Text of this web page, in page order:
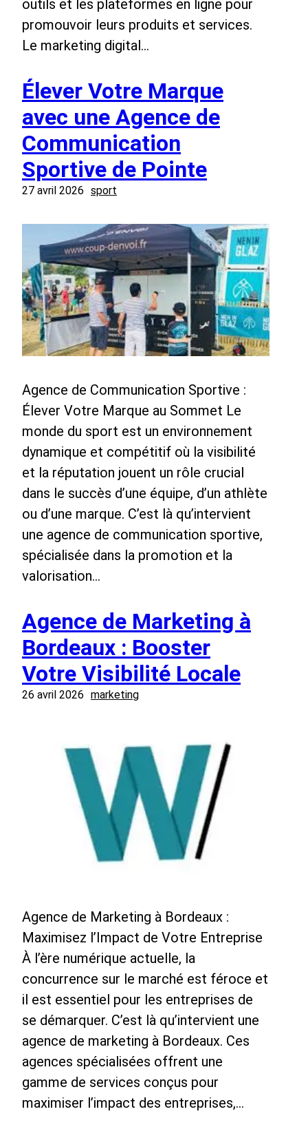
outils et les plateformes en ligne pour
promouvoir leurs produits et services.
Le marketing digital…
Élever Votre Marque
avec une Agence de
Communication
Sportive de Pointe
27 avril 2026 sport
Agence de Communication Sportive :
Élever Votre Marque au Sommet Le
monde du sport est un environnement
dynamique et compétitif où la visibilité
et la réputation jouent un rôle crucial
dans le succès d’une équipe, d’un athlète
ou d’une marque. C’est là qu’intervient
une agence de communication sportive,
spécialisée dans la promotion et la
valorisation…
Agence de Marketing à
Bordeaux : Booster
Votre Visibilité Locale
26 avril 2026 marketing
Agence de Marketing à Bordeaux :
Maximisez l’Impact de Votre Entreprise
À l’ère numérique actuelle, la
concurrence sur le marché est féroce et
il est essentiel pour les entreprises de
se démarquer. C’est là qu’intervient une
agence de marketing à Bordeaux. Ces
agences spécialisées offrent une
gamme de services conçus pour
maximiser l’impact des entreprises,…